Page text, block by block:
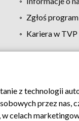
Zgłoś
Kariera w TVP
Moje
z technologii
przez nas,
, w celach